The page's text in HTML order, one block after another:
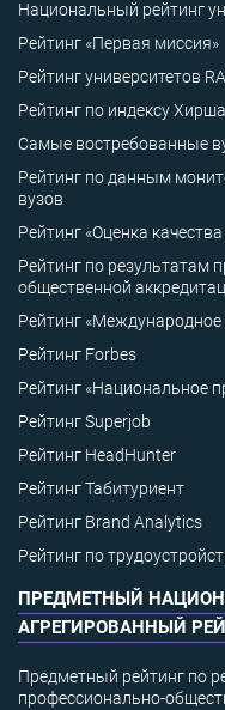
Национальный рейтинг
Рейтинг «Первая миссия»
Рейтинг университетов
Рейтинг по индексу Хирша
Самые востребованные
Рейтинг по данным
вузов
Рейтинг «Оценка
Рейтинг по результатам
общественной
Рейтинг «Международное
Рейтинг Forbes
Рейтинг «Национальное
Рейтинг Superjob
Рейтинг HeadHunter
Рейтинг Табитуриент
Рейтинг Brand Analytics
Рейтинг по
ПРЕДМЕТНЫЙ
АГРЕГИРОВАННЫЙ
Предметный рейтинг по
профессионально-